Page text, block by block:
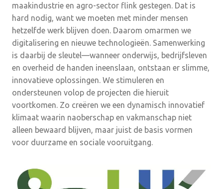
maakindustrie en agro-sector flink gestegen. Dat is
hard nodig, want we moeten met minder mensen
hetzelfde werk blijven doen. Daarom omarmen we
digitalisering en nieuwe technologieën. Samenwerking
is daarbij de sleutel—wanneer onderwijs, bedrijfsleven
en overheid de handen ineenslaan, ontstaan er slimme,
innovatieve oplossingen. We stimuleren en
ondersteunen volop de projecten die hieruit
voortkomen. Zo creëren we een dynamisch innovatief
klimaat waarin naoberschap en vakmanschap niet
alleen bewaard blijven, maar juist de basis vormen
voor duurzame en sociale vooruitgang.